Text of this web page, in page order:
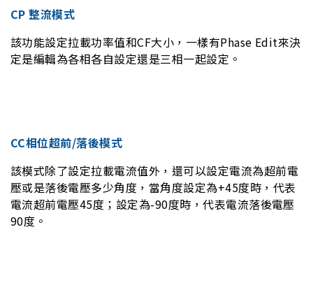
CP 整流模式
該功能設定拉載功率值和CF大小，一樣有Phase Edit來決
定是編輯為各相各自設定還是三相一起設定。
CC相位超前/落後模式
該模式除了設定拉載電流值外，還可以設定電流為超前電
壓或是落後電壓多少角度，當角度設定為+45度時，代表
電流超前電壓45度；設定為-90度時，代表電流落後電壓
90度。